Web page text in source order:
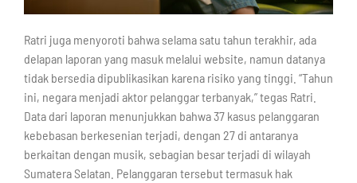
Ratri juga menyoroti bahwa selama satu tahun terakhir, ada
delapan laporan yang masuk melalui website, namun datanya
tidak bersedia dipublikasikan karena risiko yang tinggi. “Tahun
ini, negara menjadi aktor pelanggar terbanyak,” tegas Ratri.
Data dari laporan menunjukkan bahwa 37 kasus pelanggaran
kebebasan berkesenian terjadi, dengan 27 di antaranya
berkaitan dengan musik, sebagian besar terjadi di wilayah
Sumatera Selatan. Pelanggaran tersebut termasuk hak